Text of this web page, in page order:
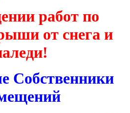
работ по
от снега и
Собственники